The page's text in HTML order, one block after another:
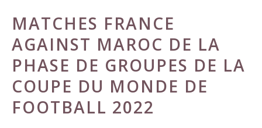
MATCHES FRANCE
AGAINST MAROC DE LA
PHASE DE GROUPES DE LA
COUPE DU MONDE DE
FOOTBALL 2022